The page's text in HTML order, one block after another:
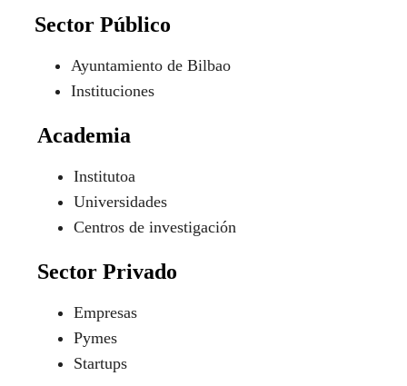
Sector Público
Ayuntamiento de Bilbao
Instituciones
Academia
Institutoa
Universidades
Centros de investigación
Sector Privado
Empresas
Pymes
Startups